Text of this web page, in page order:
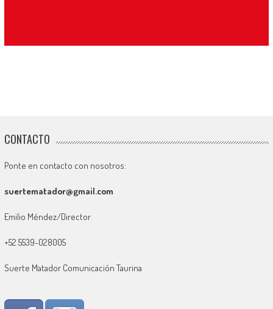
CONTACTO
Ponte en contacto con nosotros:
suertematador@gmail.com
Emilio Méndez/Director
+52 5539-028005
Suerte Matador Comunicación Taurina